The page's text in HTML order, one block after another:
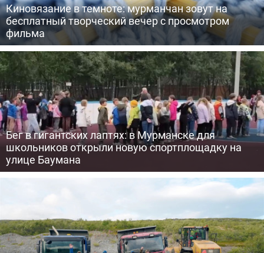
Киновязание в темноте: мурманчан зовут на
бесплатный творческий вечер с просмотром
фильма
Бег в гигантских лаптях: в Мурманске для
школьников открыли новую спортплощадку на
улице Баумана